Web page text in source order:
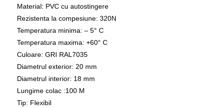
Material: PVC cu autostingere
Rezistenta la compesiune: 320N
Temperatura minima: – 5° C
Temperatura maxima: +60° C
Culoare: GRI RAL7035
Diametrul exterior: 20 mm
Diametrul interior: 18 mm
Lungime colac :100 M
Tip: Flexibil